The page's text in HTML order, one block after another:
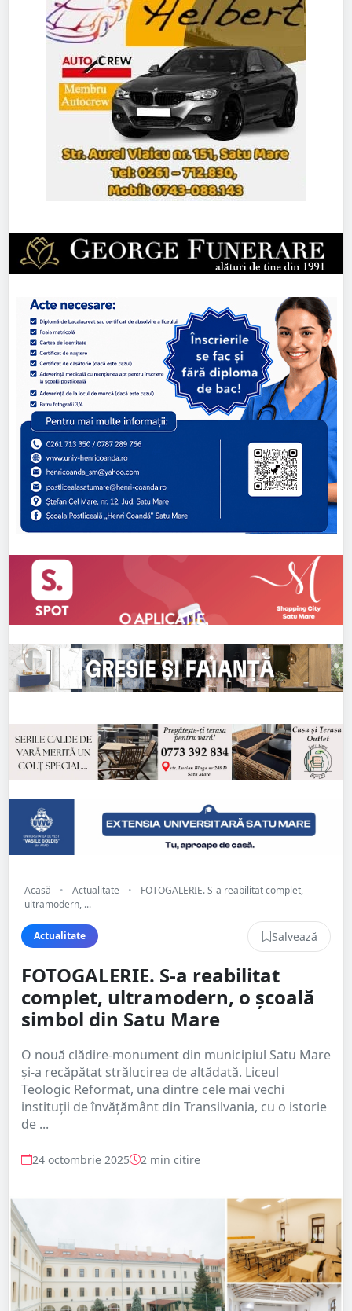
Acasă • Actualitate •
FOTOGALERIE. S-a reabilitat complet,
ultramodern, ...
Actualitate Salvează
FOTOGALERIE. S-a reabilitat
complet, ultramodern, o școală
simbol din Satu Mare
O nouă clădire-monument din municipiul Satu Mare
și-a recăpătat strălucirea de altădată. Liceul
Teologic Reformat, una dintre cele mai vechi
instituții de învățământ din Transilvania, cu o istorie
de ...
24 octombrie 2025 2 min citire